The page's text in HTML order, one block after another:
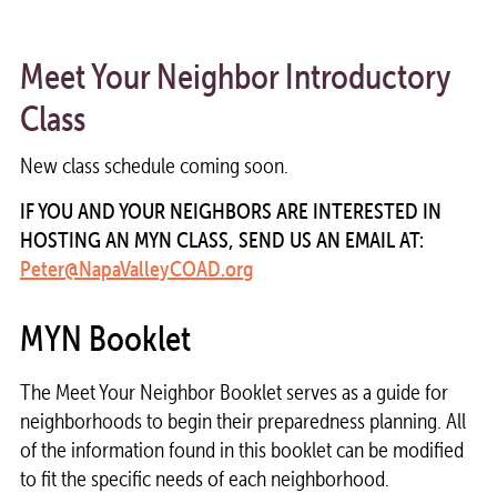
Meet Your Neighbor Introductory
Class
New class schedule coming soon.
IF YOU AND YOUR NEIGHBORS ARE INTERESTED IN
HOSTING AN MYN CLASS, SEND US AN EMAIL AT:
Peter@NapaValleyCOAD.org
MYN Booklet
The Meet Your Neighbor Booklet serves as a guide for
neighborhoods to begin their preparedness planning. All
of the information found in this booklet can be modified
to fit the specific needs of each neighborhood.